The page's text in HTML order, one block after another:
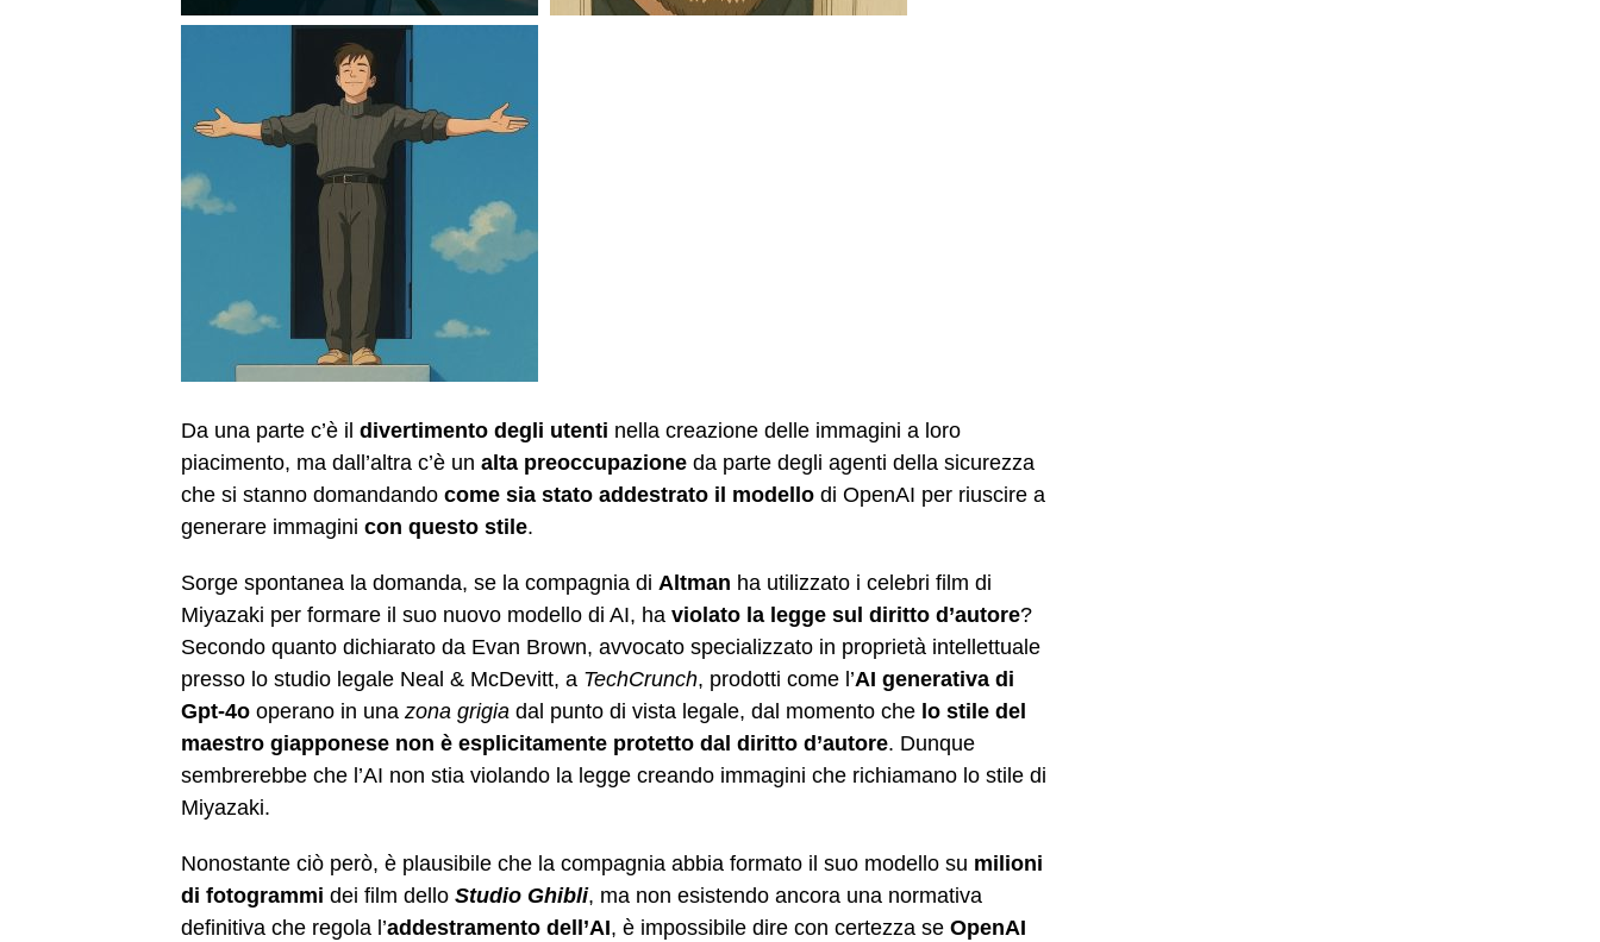
Da una parte c’è il divertimento degli utenti nella creazione delle immagini a loro
piacimento, ma dall’altra c’è un alta preoccupazione da parte degli agenti della sicurezza
che si stanno domandando come sia stato addestrato il modello di OpenAI per riuscire a
generare immagini con questo stile.
Sorge spontanea la domanda, se la compagnia di Altman ha utilizzato i celebri film di
Miyazaki per formare il suo nuovo modello di AI, ha violato la legge sul diritto d’autore?
Secondo quanto dichiarato da Evan Brown, avvocato specializzato in proprietà intellettuale
presso lo studio legale Neal & McDevitt, a TechCrunch, prodotti come l’AI generativa di
Gpt-4o operano in una zona grigia dal punto di vista legale, dal momento che lo stile del
maestro giapponese non è esplicitamente protetto dal diritto d’autore. Dunque
sembrerebbe che l’AI non stia violando la legge creando immagini che richiamano lo stile di
Miyazaki.
Nonostante ciò però, è plausibile che la compagnia abbia formato il suo modello su milioni
di fotogrammi dei film dello Studio Ghibli, ma non esistendo ancora una normativa
definitiva che regola l’addestramento dell’AI, è impossibile dire con certezza se OpenAI